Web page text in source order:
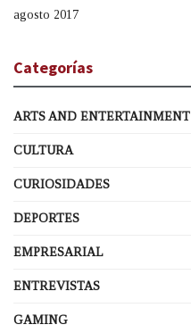
agosto 2017
Categorías
ARTS AND ENTERTAINMENT
CULTURA
CURIOSIDADES
DEPORTES
EMPRESARIAL
ENTREVISTAS
GAMING